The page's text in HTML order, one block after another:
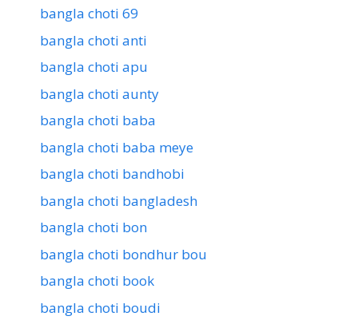
bangla choti 69
bangla choti anti
bangla choti apu
bangla choti aunty
bangla choti baba
bangla choti baba meye
bangla choti bandhobi
bangla choti bangladesh
bangla choti bon
bangla choti bondhur bou
bangla choti book
bangla choti boudi